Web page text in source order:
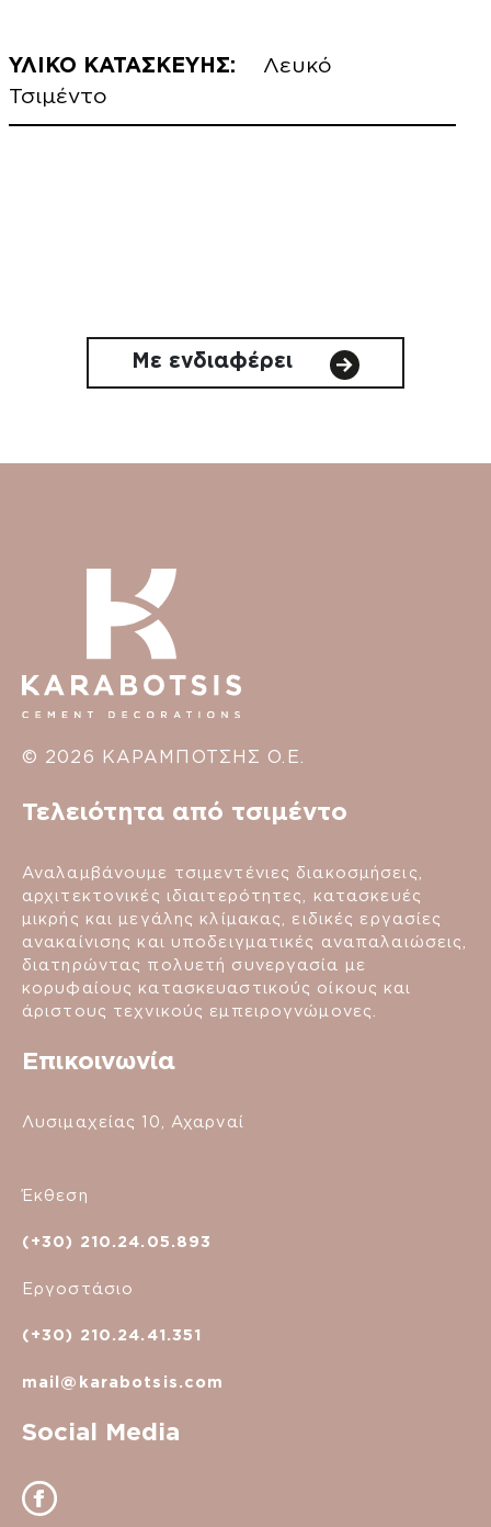
ΥΛΙΚΟ ΚΑΤΑΣΚΕΥΗΣ:
Λευκό
Τσιμέντο
Με ενδιαφέρει
© 2026 ΚΑΡΑΜΠΟΤΣΗΣ Ο.Ε.
Τελειότητα από τσιμέντο
Αναλαμβάνουμε τσιμεντένιες διακοσμήσεις,
αρχιτεκτονικές ιδιαιτερότητες, κατασκευές
μικρής και μεγάλης κλίμακας, ειδικές εργασίες
ανακαίνισης και υποδειγματικές αναπαλαιώσεις,
διατηρώντας πολυετή συνεργασία με
κορυφαίους κατασκευαστικούς οίκους και
άριστους τεχνικούς εμπειρογνώμονες.
Επικοινωνία
Λυσιμαχείας 10, Αχαρναί
Έκθεση
(+30) 210.24.05.893
Εργοστάσιο
(+30) 210.24.41.351
mail@karabotsis.com
Social Media